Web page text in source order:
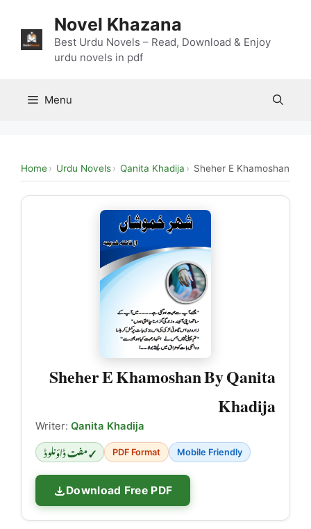
content
Novel Khazana
Best Urdu Novels – Read, Download & Enjoy
urdu novels in pdf
Menu
Home Urdu Novels Qanita Khadija Sheher E Khamoshan
Sheher E Khamoshan By Qanita
Khadija
Writer: Qanita Khadija
✓ مفت ڈاؤنلوڈ PDF Format Mobile Friendly
Download Free PDF